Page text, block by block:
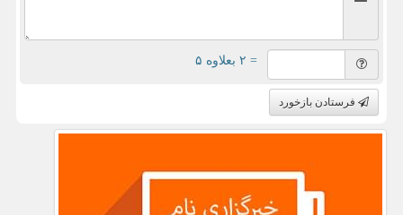
= ۲ بعلاوه ۵
فرستادن بازخورد